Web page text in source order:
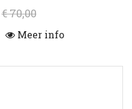
€ 70,00
Meer info